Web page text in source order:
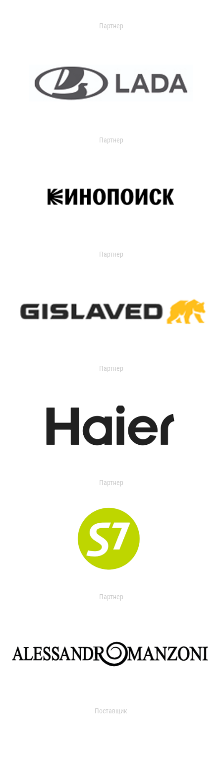
Партнер
Партнер
Партнер
Партнер
Партнер
Партнер
Поставщик